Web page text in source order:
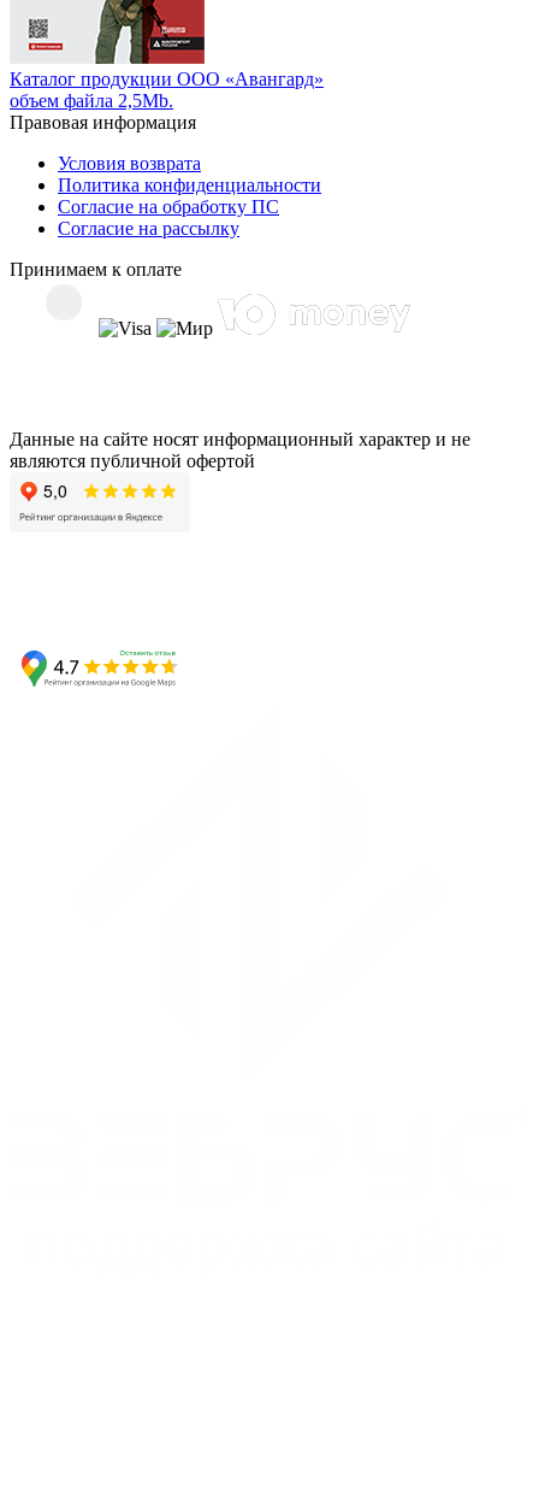
Каталог продукции ООО «Авангард»
объем файла 2,5Mb.
Правовая информация
Условия возврата
Политика конфиденциальности
Согласие на обработку ПС
Согласие на рассылку
Принимаем к оплате
Данные на сайте носят информационный характер и не
являются публичной офертой